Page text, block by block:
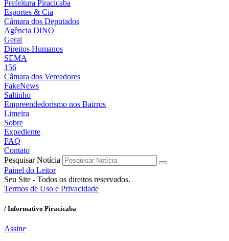
Prefeitura Piracicaba
Esportes & Cia
Câmara dos Deputados
Agência DINO
Geral
Direitos Humanos
SEMA
156
Câmara dos Vereadores
FakeNews
Saltinho
Empreendedorismo nos Bairros
Limeira
Sobre
Expediente
FAQ
Contato
Pesquisar Notícia
Painel do Leitor
Seu Site - Todos os direitos reservados.
Termos de Uso e Privacidade
/ Informativo Piracicaba
Assine